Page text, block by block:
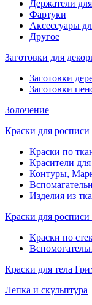
Держатели
Фартуки
Аксессуары
Другое
Заготовки для
Заготовки
Заготовки
Золочение
Краски для росписи
Краски по
Красители
Контуры,
Изделия из
Краски для росписи
Краски по
Краски для тела
Лепка и скульптура